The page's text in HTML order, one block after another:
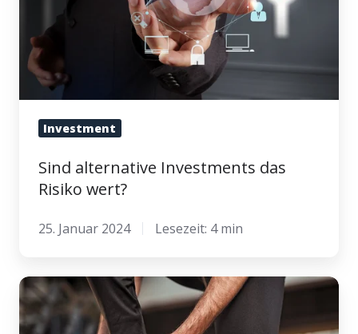
wert?
Investment
Sind alternative Investments das
Risiko wert?
25. Januar 2024 Lesezeit: 4 min
Wie
Sport